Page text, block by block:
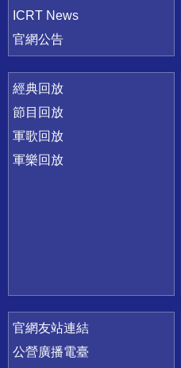
ICRT News
官網公告
經典回放
節目回放
軍歌回放
軍樂回放
官網友站連結
公營廣播電臺